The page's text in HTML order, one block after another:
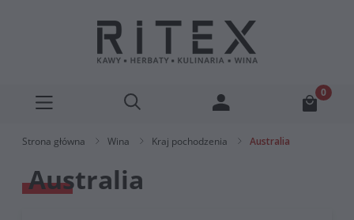
Strona główna Wina Kraj pochodzenia Australia
Australia